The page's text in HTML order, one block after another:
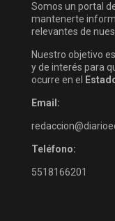
Somos un portal
mantenerte
relevantes de
Nuestro objetivo
y de interés para
ocurre en el
Email:
Teléfono:
5518166201